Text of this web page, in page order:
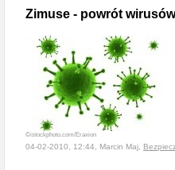
Zimuse - powrót
©istockphoto.com/Eraxion
04-02-2010, 12:44, Marcin Maj,